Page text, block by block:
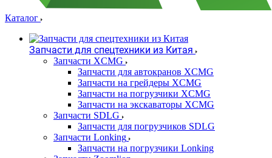
Каталог
Запчасти для спецтехники из Китая
Запчасти XCMG
Запчасти для автокранов XCMG
Запчасти на грейдеры XCMG
Запчасти на погрузчики XCMG
Запчасти на экскаваторы XCMG
Запчасти SDLG
Запчасти для погрузчиков SDLG
Запчасти Lonking
Запчасти на погрузчики Lonking